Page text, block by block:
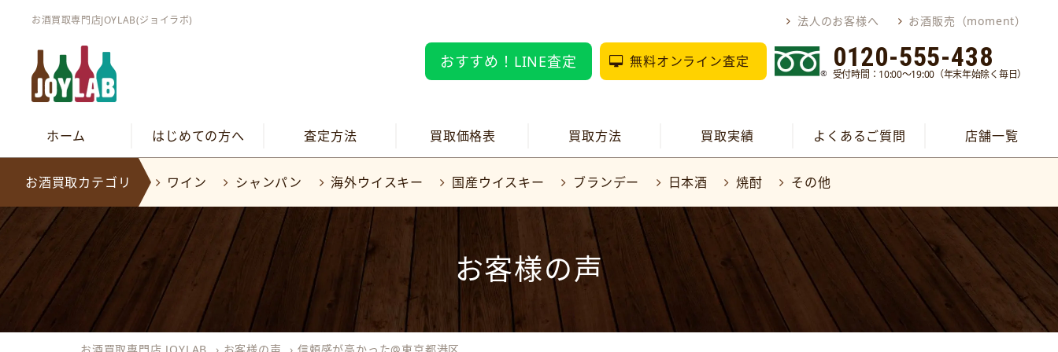
お酒買取専門店JOYLAB(ジョイラボ) 法人のお客様へ お酒販売（moment）
おすすめ！LINE査定 無料オンライン査定 0120-555-438
受付時間：10:00～19:00（年末年始除く毎日）
ホーム はじめての方へ 査定方法 買取価格表 買取方法 買取実績 よくあるご質問 店舗一覧
お酒買取カテゴリ ワイン シャンパン 海外ウイスキー 国産ウイスキー ブランデー 日本酒 焼酎 その他
お客様の声